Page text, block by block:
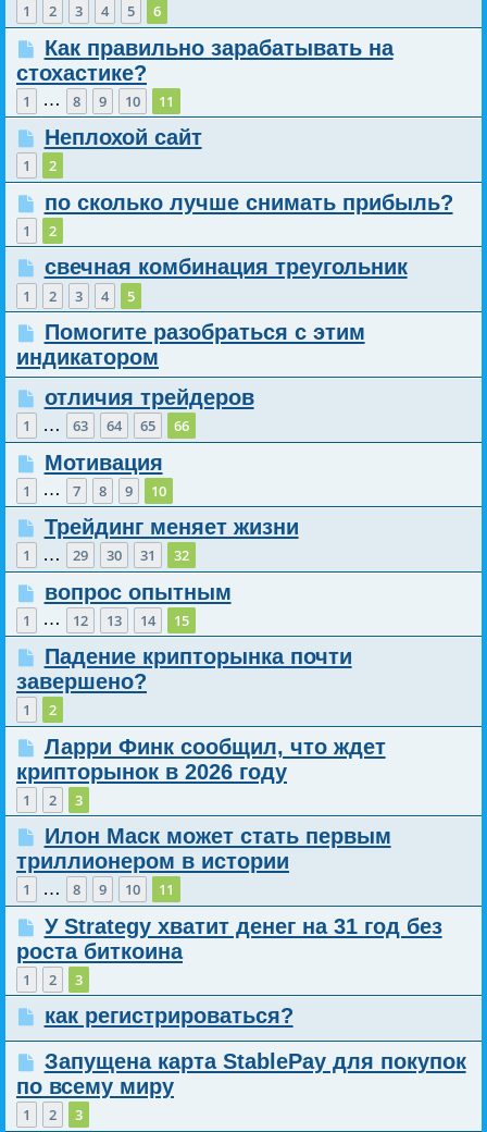
1 2 3 4 5 6
Как правильно зарабатывать на
стохастике?
1 … 8 9 10 11
Неплохой сайт
1 2
по сколько лучше снимать прибыль?
1 2
свечная комбинация треугольник
1 2 3 4 5
Помогите разобраться с этим
индикатором
отличия трейдеров
1 … 63 64 65 66
Мотивация
1 … 7 8 9 10
Трейдинг меняет жизни
1 … 29 30 31 32
вопрос опытным
1 … 12 13 14 15
Падение крипторынка почти
завершено?
1 2
Ларри Финк сообщил, что ждет
крипторынок в 2026 году
1 2 3
Илон Маск может стать первым
триллионером в истории
1 … 8 9 10 11
У Strategy хватит денег на 31 год без
роста биткоина
1 2 3
как регистрироваться?
Запущена карта StablePay для покупок
по всему миру
1 2 3